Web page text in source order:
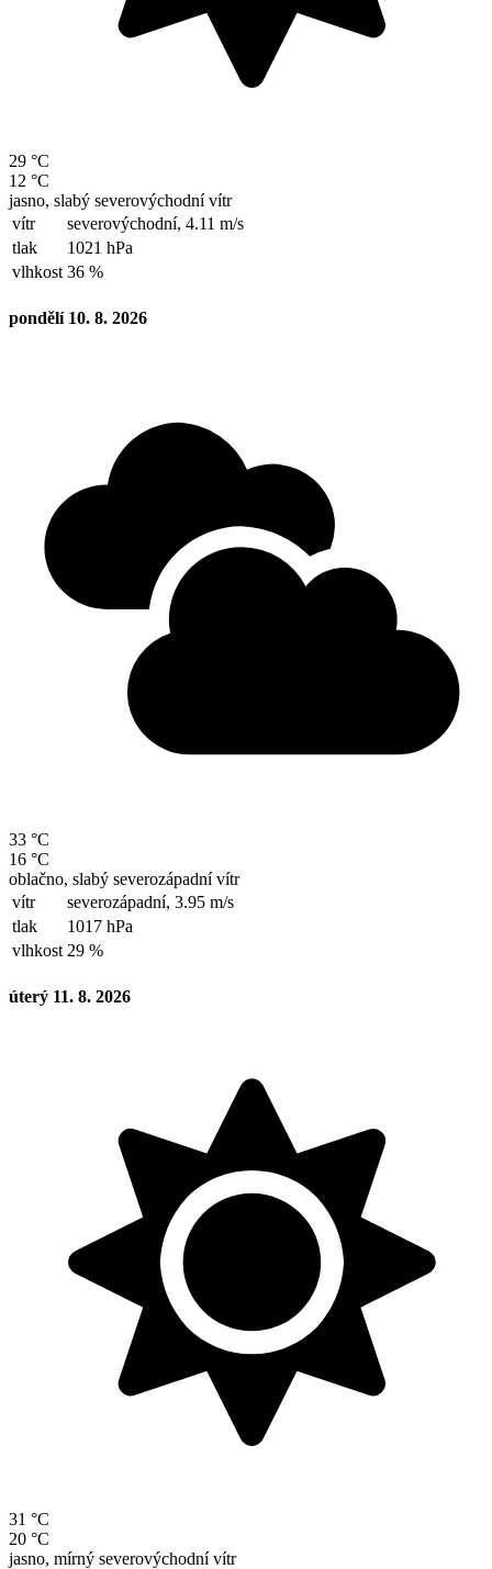
29 °C
12 °C
jasno, slabý severovýchodní vítr
vítr
severovýchodní, 4.11 m/s
tlak
1021 hPa
vlhkost 36 %
pondělí 10. 8. 2026
33 °C
16 °C
oblačno, slabý severozápadní vítr
vítr
severozápadní, 3.95 m/s
tlak
1017 hPa
vlhkost 29 %
úterý 11. 8. 2026
31 °C
20 °C
jasno, mírný severovýchodní vítr